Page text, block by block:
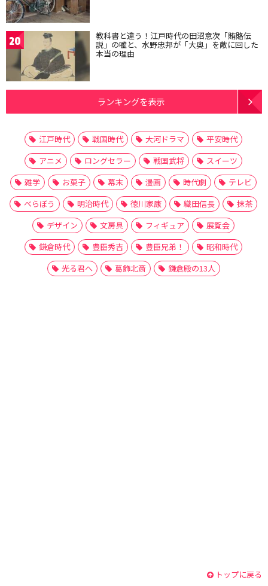
20 教科書と違う！江戸時代の田沼意次「賄賂伝
説」の嘘と、水野忠邦が「大奥」を敵に回した
本当の理由
ランキングを表示
江戸時代 戦国時代 大河ドラマ
平安時代
アニメ
ロングセラー 戦国武将
スイーツ
雑学
お菓子 幕末 漫画 時代劇
テレビ
べらぼう
明治時代 徳川家康 織田信長
抹茶
デザイン
文房具 フィギュア
展覧会
鎌倉時代
豊臣秀吉 豊臣兄弟！
昭和時代
光る君へ
葛飾北斎 鎌倉殿の13人
トップに戻る